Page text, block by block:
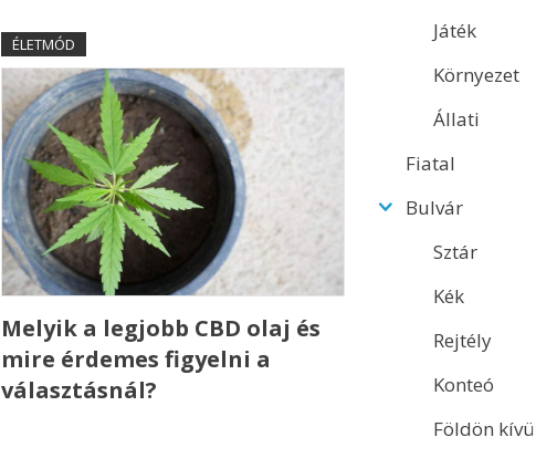
ÉLETMÓD
Melyik a legjobb CBD olaj és
mire érdemes figyelni a
választásnál?
Játék
Környezet
Állati
Fiatal
Bulvár
Sztár
Kék
Rejtély
Konteó
Földön